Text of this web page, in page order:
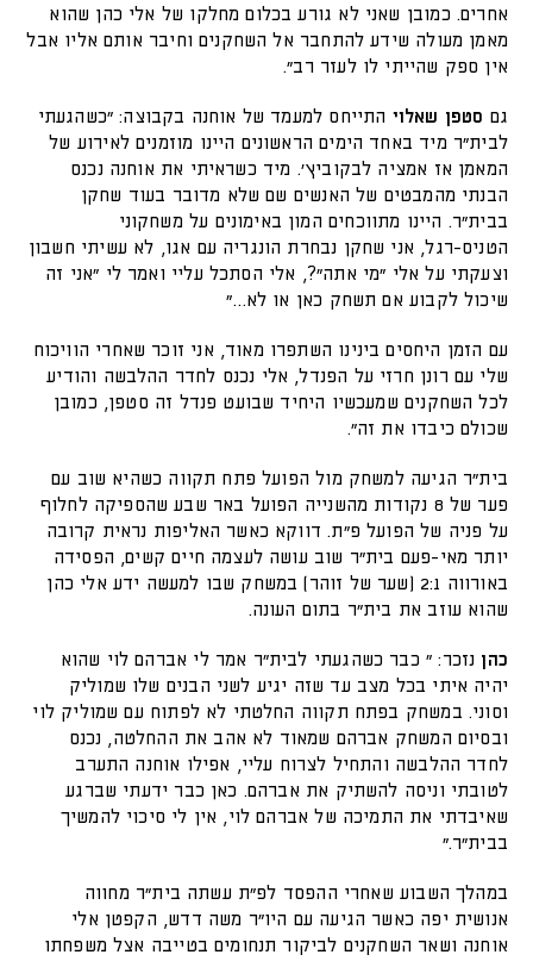
אחרים. כמובן שאני לא גורע בכלום מחלקו של אלי כהן שהוא
מאמן מעולה שידע להתחבר אל השחקנים וחיבר אותם אליו אבל
אין ספק שהייתי לו לעזר רב".
גם סטפן שאלוי התייחס למעמד של אוחנה בקבוצה: "כשהגעתי
לבית"ר מיד באחד הימים הראשונים היינו מוזמנים לאירוע של
המאמן אז אמציה לבקוביץ'. מיד כשראיתי את אוחנה נכנס
הבנתי מהמבטים של האנשים שם שלא מדובר בעוד שחקן
בבית"ר. היינו מתווכחים המון באימונים על משחקוני
הטניס-רגל, אני שחקן נבחרת הונגריה עם אגו, לא עשיתי חשבון
וצעקתי על אלי "מי אתה"?, אלי הסתכל עליי ואמר לי "אני זה
שיכול לקבוע אם תשחק כאן או לא…"
עם הזמן היחסים בינינו השתפרו מאוד, אני זוכר שאחרי הוויכוח
שלי עם רונן חרזי על הפנדל, אלי נכנס לחדר ההלבשה והודיע
לכל השחקנים שמעכשיו היחיד שבועט פנדל זה סטפן, כמובן
שכולם כיבדו את זה".
בית"ר הגיעה למשחק מול הפועל פתח תקווה כשהיא שוב עם
פער של 8 נקודות מהשנייה הפועל באר שבע שהספיקה לחלוף
על פניה של הפועל פ"ת. דווקא כאשר האליפות נראית קרובה
יותר מאי-פעם בית"ר שוב עושה לעצמה חיים קשים, הפסידה
באורווה 2:1 (שער של זוהר) במשחק שבו למעשה ידע אלי כהן
שהוא עוזב את בית"ר בתום העונה.
כהן נזכר: " כבר כשהגעתי לבית"ר אמר לי אברהם לוי שהוא
יהיה איתי בכל מצב עד שזה יגיע לשני הבנים שלו שמוליק
וסוני. במשחק בפתח תקווה החלטתי לא לפתוח עם שמוליק לוי
ובסיום המשחק אברהם שמאוד לא אהב את ההחלטה, נכנס
לחדר ההלבשה והתחיל לצרוח עליי, אפילו אוחנה התערב
לטובתי וניסה להשתיק את אברהם. כאן כבר ידעתי שברגע
שאיבדתי את התמיכה של אברהם לוי, אין לי סיכוי להמשיך
בבית"ר."
במהלך השבוע שאחרי ההפסד לפ"ת עשתה בית"ר מחווה
אנושית יפה כאשר הגיעה עם היו"ר משה דדש, הקפטן אלי
אוחנה ושאר השחקנים לביקור תנחומים בטייבה אצל משפחתו